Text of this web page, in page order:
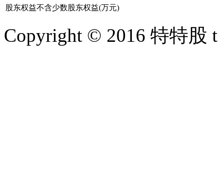
股东权益不含少数股东权益(万元)
Copyright © 2016 特特股